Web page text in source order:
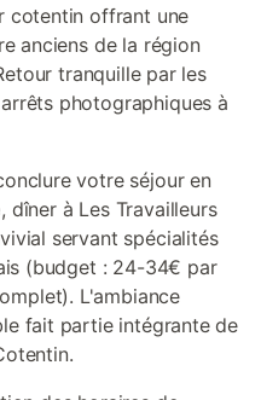
cotentin offrant une
anciens de la région
tranquille par les
photographiques à
votre séjour en
, dîner à Les Travailleurs
servant spécialités
(budget : 24-34€ par
L'ambiance
fait partie intégrante de